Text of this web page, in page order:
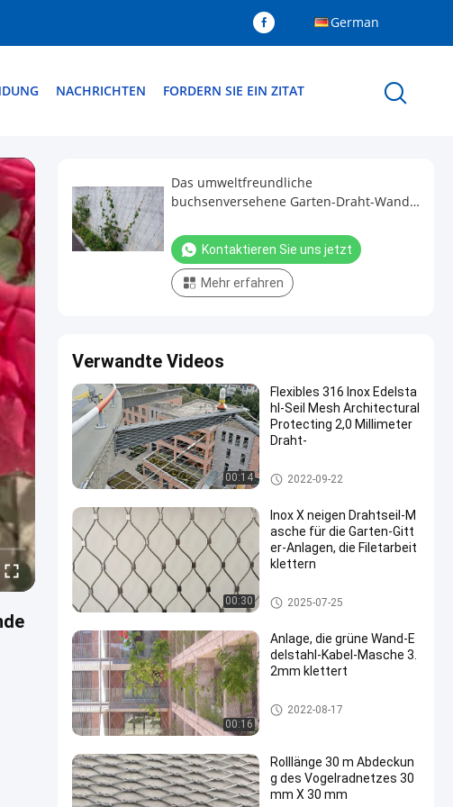
German
NACHRICHTEN FORDERN SIE EIN ZITAT
Das umweltfreundliche
buchsenversehene Garten-Draht-Wand-
Kontaktieren Sie uns jetzt
Mehr erfahren
Verwandte Videos
00:14
Flexibles 316 Inox Edelsta
hl-Seil Mesh Architectural
Protecting 2,0 Millimeter
Draht-
Architekturmaschendraht
2022-09-22
00:30
Inox X neigen Drahtseil-M
asche für die Garten-Gitt
er-Anlagen, die Filetarbeit
klettern
Drahtseil-Betriebsgitter
2025-07-25
00:16
Anlage, die grüne Wand-E
delstahl-Kabel-Masche 3.
2mm klettert
Drahtseil-Betriebsgitter
2022-08-17
Rolllänge 30 m Abdeckun
g des Vogelradnetzes 30
mm X 30 mm